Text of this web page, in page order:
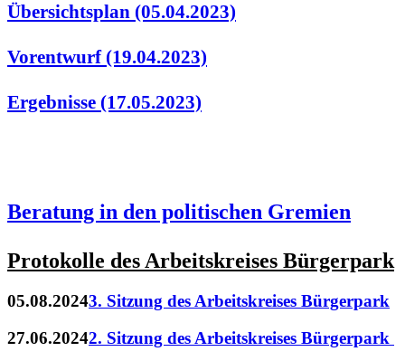
Übersichtsplan (05.04.2023)
Vorentwurf (19.04.2023)
Ergebnisse (17.05.2023)
Beratung in den politischen Gremien
Protokolle des Arbeitskreises Bürgerpark
05.08.20243. Sitzung des Arbeitskreises Bürgerpark
27.06.20242. Sitzung des Arbeitskreises Bürgerpark